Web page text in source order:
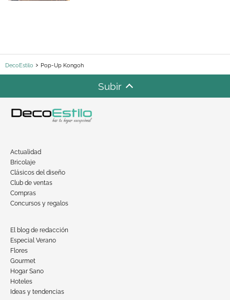
DecoEstilo Pop-Up Kongoh
Subir
Actualidad
Bricolaje
Clásicos del diseño
Club de ventas
Compras
Concursos y regalos
El blog de redacción
Especial Verano
Flores
Gourmet
Hogar Sano
Hoteles
Ideas y tendencias